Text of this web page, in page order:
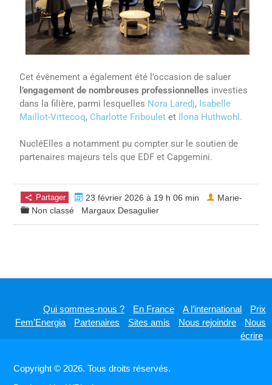
Cet évênement a également été l’occasion de saluer
l’engagement de nombreuses professionnelles investies
dans la filière, parmi lesquelles Nora Laredj, Isabelle
Maillot-Vittecoq, Charlotte Friboulet et Ilona Huthwohl.
NucléElles a notamment pu compter sur le soutien de
partenaires majeurs tels que EDF et Capgemini.
Partager
23 février 2026 à 19 h 06 min
Non classé
Marie-
Margaux Desagulier
Qui sommes-nous ? En France A l’international
Prix
Fem’Energia
Partenaires Sites amis Nous rejoindre
Nous
écrire
Copyright © 2026. Tous droits réservés.